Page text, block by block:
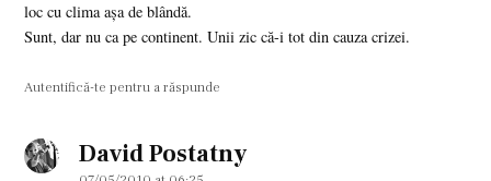
loc cu clima aşa de blândă.
Sunt, dar nu ca pe continent. Unii zic că-i tot din cauza crizei.
Autentifică-te pentru a răspunde
David Postatnysays: